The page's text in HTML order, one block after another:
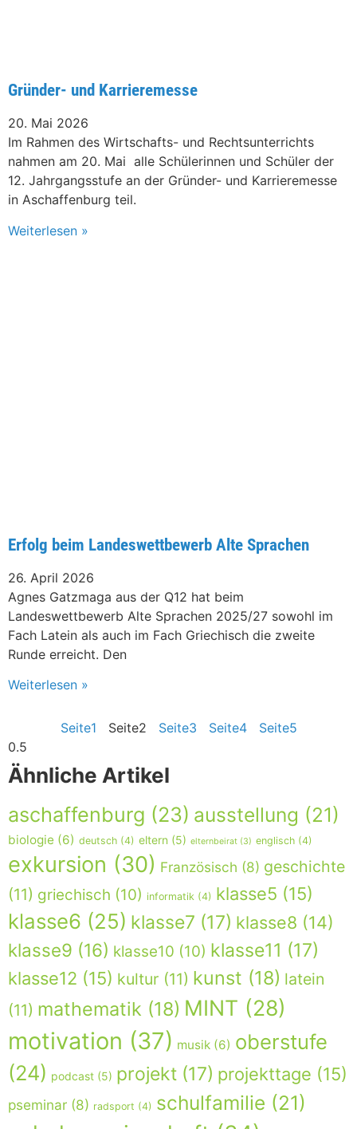
Gründer- und Karrieremesse
20. Mai 2026
Im Rahmen des Wirtschafts- und Rechtsunterrichts
nahmen am 20. Mai alle Schülerinnen und Schüler der
12. Jahrgangsstufe an der Gründer- und Karrieremesse
in Aschaffenburg teil.
Weiterlesen »
Erfolg beim Landeswettbewerb Alte Sprachen
26. April 2026
Agnes Gatzmaga aus der Q12 hat beim
Landeswettbewerb Alte Sprachen 2025/27 sowohl im
Fach Latein als auch im Fach Griechisch die zweite
Runde erreicht. Den
Weiterlesen »
Seite1 Seite2 Seite3 Seite4 Seite5
Ähnliche Artikel
aschaffenburg (23) ausstellung (21)
biologie (6) deutsch (4) eltern (5) elternbeirat (3) englisch (4)
exkursion (30) Französisch (8) geschichte
(11) griechisch (10) informatik (4) klasse5 (15)
klasse6 (25) klasse7 (17) klasse8 (14)
klasse9 (16) klasse10 (10) klasse11 (17)
klasse12 (15) kultur (11) kunst (18) latein
(11) mathematik (18) MINT (28)
motivation (37) musik (6) oberstufe
(24) podcast (5) projekt (17) projekttage (15)
pseminar (8) radsport (4) schulfamilie (21)